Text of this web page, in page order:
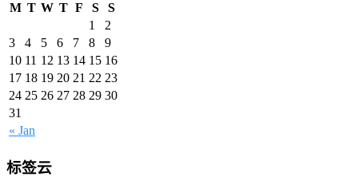
M T W T F S S
« Jan
1
2
3
4 5 6 7 8
9
10 11 12 13 14 15 16
17 18 19 20 21 22 23
24 25 26 27 28 29 30
31
标签云